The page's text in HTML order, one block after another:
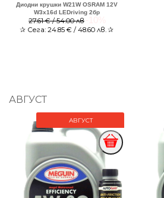
Диодни крушки W21W OSRAM 12V
W3x16d LEDriving 2бр
27.61 € / 54.00 лв
✰ Сега: 24.85€ / 48.60 лв. ✰
АВГУСТ
АВГУСТ